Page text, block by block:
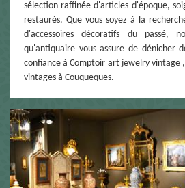
sélection raffinée d'articles d'époque,
restaurés. Que vous soyez à la
d'accessoires décoratifs du passé,
qu'antiquaire vous assure de dénicher
confiance à Comptoir art jewelry vintage
vintages à Couqueques.